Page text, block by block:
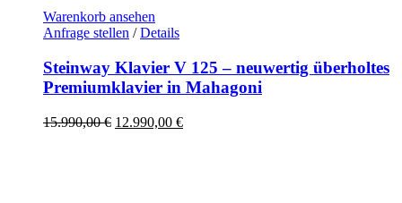
Warenkorb ansehen
Anfrage stellen / Details
Steinway Klavier V 125 – neuwertig überholtes
Premiumklavier in Mahagoni
15.990,00€ Ursprünglicher
12.990,00 €Aktueller